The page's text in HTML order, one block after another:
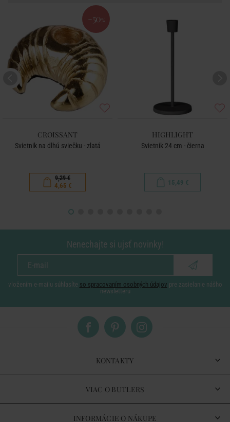
-50 %
CROISSANT
Svietnik na dlhú sviečku - zlatá
9,29 €
4,65 €
HIGHLIGHT
Svietnik 24 cm - čierna
15,49 €
Nenechajte si ujsť novinky!
vložením e-mailu súhlasíte so spracovaním osobných údajov pre zasielanie nášho
newsletteru
KONTAKTY
VIAC O BUTLERS
INFORMÁCIE O NÁKUPE